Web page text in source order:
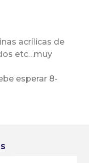
acrílicas de
etc…muy
esperar 8-